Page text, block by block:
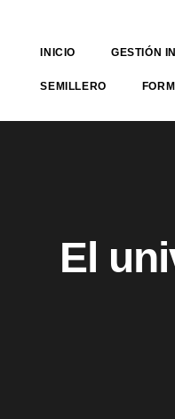
INICIO GESTIÓN
SEMILLERO
El